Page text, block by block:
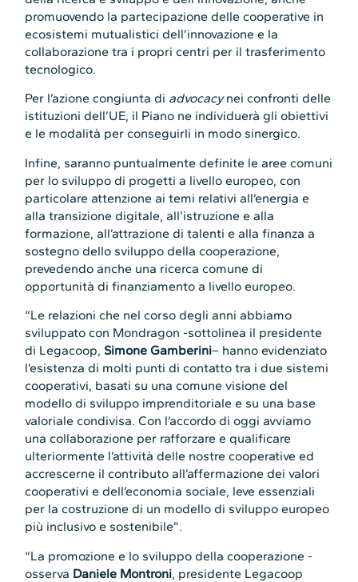
promuovendo la partecipazione delle cooperative in
ecosistemi mutualistici dell’innovazione e la
collaborazione tra i propri centri per il trasferimento
tecnologico.
Per l’azione congiunta di advocacynei confronti delle
istituzioni dell’UE, il Piano ne individuerà gli obiettivi
e le modalità per conseguirli in modo sinergico.
Infine, saranno puntualmente definite le aree comuni
per lo sviluppo di progetti a livello europeo, con
particolare attenzione ai temi relativi all’energia e
alla transizione digitale, all’istruzione e alla
formazione, all’attrazione di talenti e alla finanza a
sostegno dello sviluppo della cooperazione,
prevedendo anche una ricerca comune di
opportunità di finanziamento a livello europeo.
“Le relazioni che nel corso degli anni abbiamo
sviluppato con Mondragon -sottolinea il presidente
di Legacoop, Simone Gamberini– hanno evidenziato
l’esistenza di molti punti di contatto tra i due sistemi
cooperativi, basati su una comune visione del
modello di sviluppo imprenditoriale e su una base
valoriale condivisa. Con l’accordo di oggi avviamo
una collaborazione per rafforzare e qualificare
ulteriormente l’attività delle nostre cooperative ed
accrescerne il contributo all’affermazione dei valori
cooperativi e dell’economia sociale, leve essenziali
per la costruzione di un modello di sviluppo europeo
più inclusivo e sostenibile”.
“La promozione e lo sviluppo della cooperazione -
osserva Daniele Montroni, presidente Legacoop